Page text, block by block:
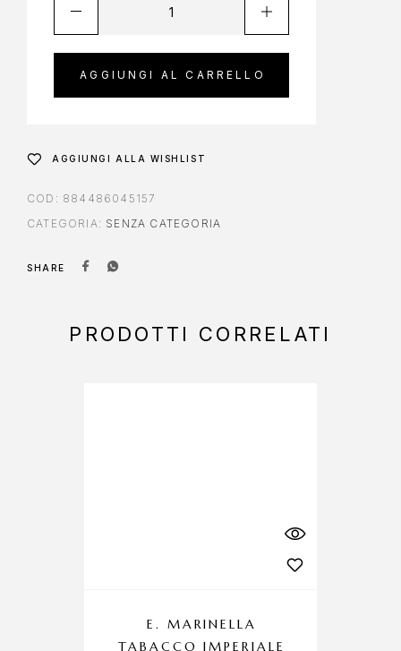
AGGIUNGI AL CARRELLO
AGGIUNGI ALLA WISHLIST
COD: 884486045157
CATEGORIA: SENZA CATEGORIA
SHARE
PRODOTTI CORRELATI
E. MARINELLA
TABACCO IMPERIALE